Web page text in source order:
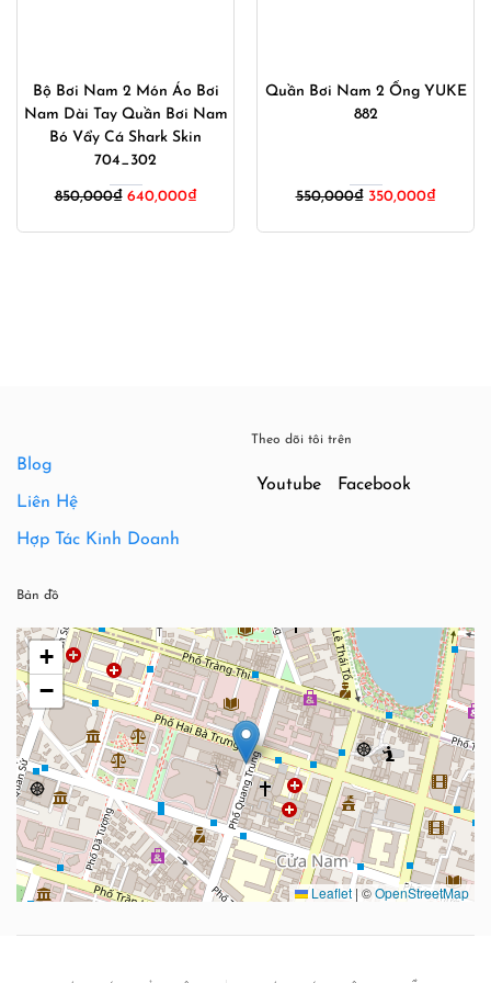
Bộ Bơi Nam 2 Món Áo Bơi
Nam Dài Tay Quần Bơi Nam
Bó Vẩy Cá Shark Skin
704_302
850,000₫ 640,000₫
Quần Bơi Nam 2 Ống YUKE
882
550,000₫ Giá
350,000₫Giá
Blog
Liên Hệ
Hợp Tác Kinh Doanh
Theo dõi tôi trên
Youtube Facebook
Bản đồ
+
−
Leaflet | ©OpenStreetMap